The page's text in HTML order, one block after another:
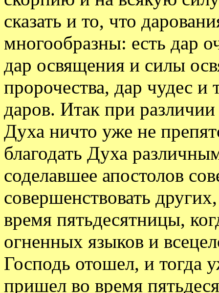
сказать и то, что
многообразны: есть дар
дар освящения и силы
пророчества, дар чудес
даров. Итак при
Духа ничто уже не
благодать Духа
соделавшее апостолов
совершенствовать
время пятьдесятницы,
огненных языков и
Господь отошел, и
пришел во время